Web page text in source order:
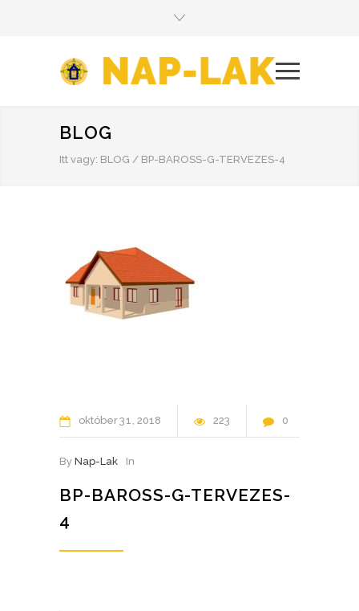
BLOG
Itt vagy: BLOG / BP-BAROSS-G-TERVEZES-4
október31 2018 223 0
By Nap-Lak In
BP-BAROSS-G-TERVEZES-
4